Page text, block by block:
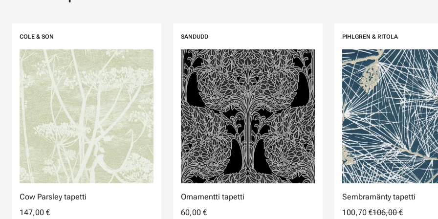
COLE & SON
Cow Parsley tapetti
147,00 €
SANDUDD
Ornamentti tapetti
60,00 €
PIHLGREN & RITOLA
Sembramänty tapetti
100,70 €106,00 €